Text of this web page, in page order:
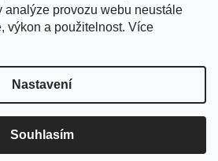
analýze provozu webu neustále
výkon a použitelnost. Více
Nastavení
Souhlasím